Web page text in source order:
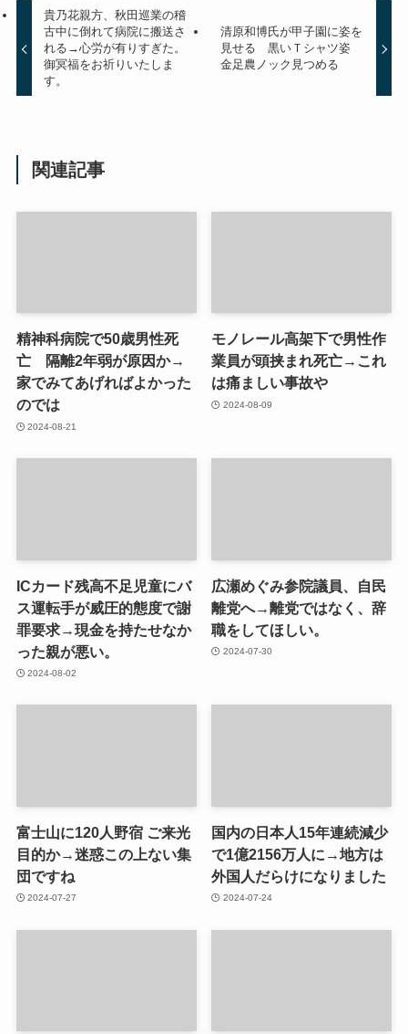
貴乃花親方、秋田巡業の稽
古中に倒れて病院に搬送さ
れる→心労が有りすぎた。
御冥福をお祈りいたしま
す。
清原和博氏が甲子園に姿を
見せる 黒いＴシャツ姿
金足農ノック見つめる
関連記事
精神科病院で50歳男性死
亡 隔離2年弱が原因か→
家でみてあげればよかった
のでは
2024-08-21
モノレール高架下で男性作
業員が頭挟まれ死亡→これ
は痛ましい事故や
2024-08-09
ICカード残高不足児童にバ
ス運転手が威圧的態度で謝
罪要求→現金を持たせなか
った親が悪い。
2024-08-02
広瀬めぐみ参院議員、自民
離党へ→離党ではなく、辞
職をしてほしい。
2024-07-30
富士山に120人野宿 ご来光
目的か→迷惑この上ない集
団ですね
2024-07-27
国内の日本人15年連続減少
で1億2156万人に→地方は
外国人だらけになりました
2024-07-24